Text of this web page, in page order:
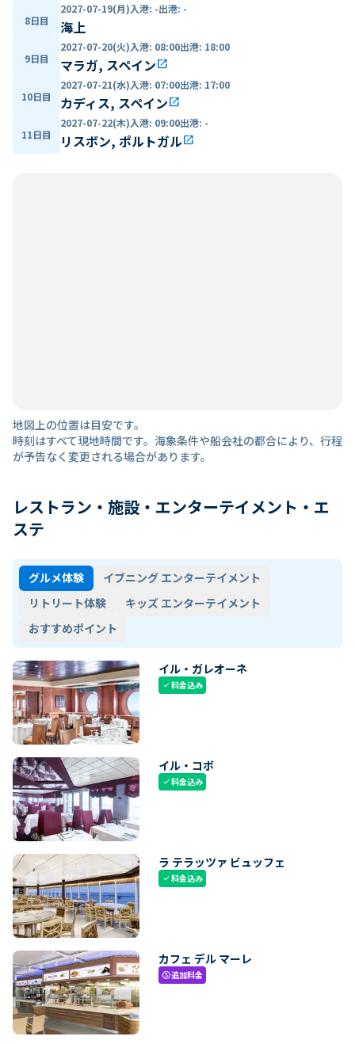
8日目
2027-07-19(月)入港: -出港: -
海上
9日目
2027-07-20(火)入港: 08:00出港: 18:00
マラガ, スペインopen_in_new
10日目
2027-07-21(水)入港: 07:00出港: 17:00
カディス, スペインopen_in_new
11日目
2027-07-22(木)入港: 09:00出港: -
リスボン, ポルトガルopen_in_new
地図上の位置は目安です。
時刻はすべて現地時間です。海象条件や船会社の都合により、行程
が予告なく変更される場合があります。
レストラン・施設・エンターテイメント・エ
ステ
グルメ体験
イブニング エンターテイメント
リトリート体験
キッズ エンターテイメント
おすすめポイント
イル・ガレオーネ
check料金込み
イル・コボ
check料金込み
ラ テラッツァ ビュッフェ
check料金込み
カフェ デル マーレ
paid追加料金